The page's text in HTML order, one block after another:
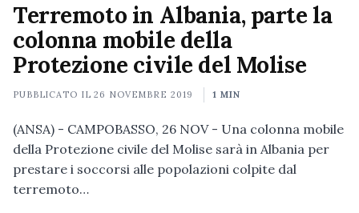
Terremoto in Albania, parte la
colonna mobile della
Protezione civile del Molise
PUBBLICATO IL26 NOVEMBRE 2019 1 MIN
(ANSA) - CAMPOBASSO, 26 NOV - Una colonna mobile
della Protezione civile del Molise sarà in Albania per
prestare i soccorsi alle popolazioni colpite dal
terremoto…